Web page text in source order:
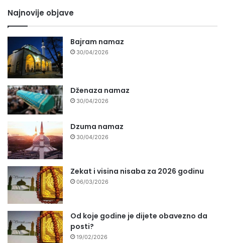
Najnovije objave
Bajram namaz
30/04/2026
Dženaza namaz
30/04/2026
Dzuma namaz
30/04/2026
Zekat i visina nisaba za 2026 godinu
06/03/2026
Od koje godine je dijete obavezno da
posti?
19/02/2026